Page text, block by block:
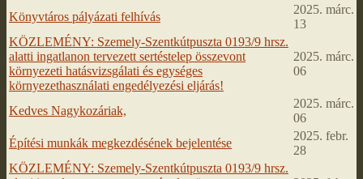
Könyvtáros pályázati felhívás
2025. márc.
13
KÖZLEMÉNY: Szemely-Szentkútpuszta 0193/9 hrsz.
alatti ingatlanon tervezett sertéstelep összevont
környezeti hatásvizsgálati és egységes
környezethasználati engedélyezési eljárás!
2025. márc.
06
Kedves Nagykozáriak,
2025. márc.
06
Építési munkák megkezdésének bejelentése
2025. febr.
28
KÖZLEMÉNY: Szemely-Szentkútpuszta 0193/9 hrsz.